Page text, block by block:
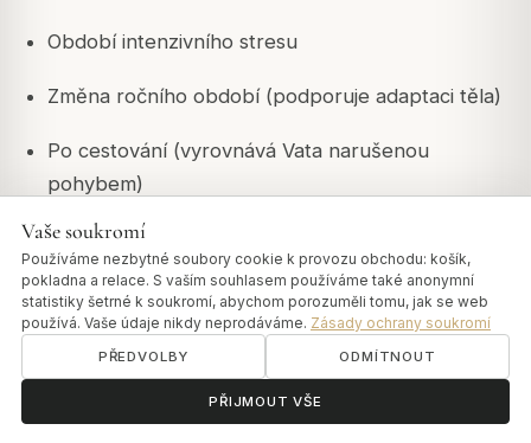
Období intenzivního stresu
Změna ročního období (podporuje adaptaci těla)
Po cestování (vyrovnává Vata narušenou
pohybem)
Výhody kompletního přístupu:
Pokrytí všech tělesných systémů
Hlubší meditační zážitek
Holistická podpora, nejen symptomatická oblast
ॐ
Vaše soukromí
Používáme nezbytné soubory cookie k provozu obchodu: košík,
pokladna a relace. S vaším souhlasem používáme také anonymní
statistiky šetrné k soukromí, abychom porozuměli tomu, jak se web
používá. Vaše údaje nikdy neprodáváme. Zásady ochrany soukromí
PŘEDVOLBY ODMÍTNOUT
PŘIJMOUT VŠE